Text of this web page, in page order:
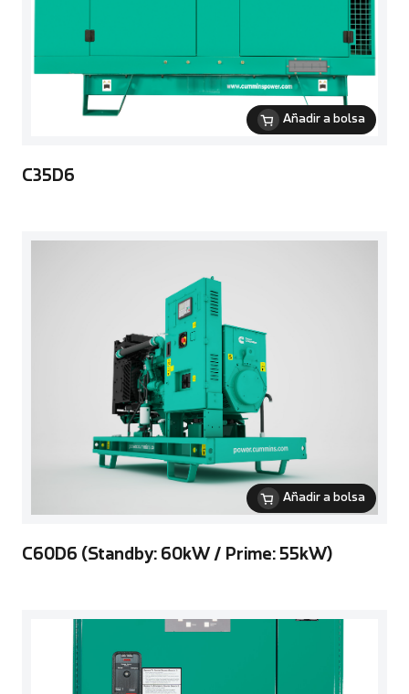
Añadir a bolsa
C35D6
Añadir a bolsa
C60D6 (Standby: 60kW / Prime: 55kW)